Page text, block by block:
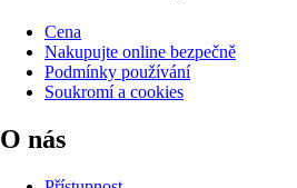
Cena
Nakupujte online bezpečně
Podmínky používání
Soukromí a cookies
O nás